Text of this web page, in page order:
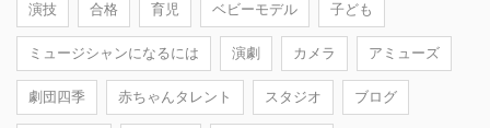
演技 合格 育児 ベビーモデル 子ども
ミュージシャンになるには 演劇 カメラ アミューズ
劇団四季 赤ちゃんタレント スタジオ ブログ